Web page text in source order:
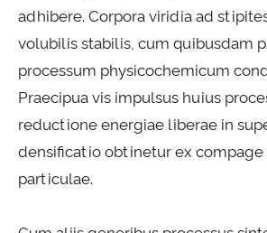
adhibere. Corpora viridia ad
volubilis stabilis, cum quibusdam
processum physicochemicum
Praecipua vis impulsus huius
reductione energiae liberae in
densificatio obtinetur ex compage
particulae.